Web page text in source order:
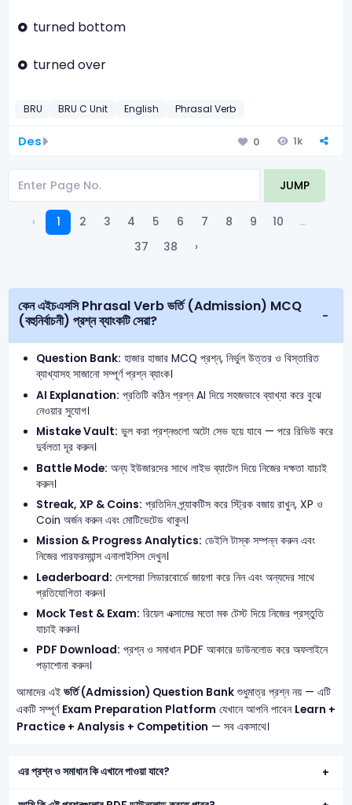
turned bottom
turned over
BRU BRU C Unit English Phrasal Verb
Des 0 1k
JUMP
‹ 1 2 3 4 5 6 7 8 9 10
...
37
38 ›
কেন এইচএসসি Phrasal Verb ভর্তি (Admission) MCQ
(বহুনির্বাচনী) প্রশ্ন ব্যাংকটি সেরা?
Question Bank: হাজার হাজার MCQ প্রশ্ন, নির্ভুল উত্তর ও বিস্তারিত
ব্যাখ্যাসহ সাজানো সম্পূর্ণ প্রশ্ন ব্যাংক।
AI Explanation: প্রতিটি কঠিন প্রশ্ন AI দিয়ে সহজভাবে ব্যাখ্যা করে বুঝে
নেওয়ার সুযোগ।
Mistake Vault: ভুল করা প্রশ্নগুলো অটো সেভ হয়ে যাবে — পরে রিভিউ করে
দুর্বলতা দূর করুন।
Battle Mode: অন্য ইউজারদের সাথে লাইভ ব্যাটেল দিয়ে নিজের দক্ষতা যাচাই
করুন।
Streak, XP & Coins: প্রতিদিন প্র্যাকটিস করে স্ট্রিক বজায় রাখুন, XP ও
Coin অর্জন করুন এবং মোটিভেটেড থাকুন।
Mission & Progress Analytics: ডেইলি টাস্ক সম্পন্ন করুন এবং
নিজের পারফরম্যান্স এনালাইসিস দেখুন।
Leaderboard: দেশসেরা লিডারবোর্ডে জায়গা করে নিন এবং অন্যদের সাথে
প্রতিযোগিতা করুন।
Mock Test & Exam: রিয়েল এক্সামের মতো মক টেস্ট দিয়ে নিজের প্রস্তুতি
যাচাই করুন।
PDF Download: প্রশ্ন ও সমাধান PDF আকারে ডাউনলোড করে অফলাইনে
পড়াশোনা করুন।
আমাদের এই ভর্তি (Admission) Question Bankশুধুমাত্র প্রশ্ন নয় — এটি
একটি সম্পূর্ণ Exam Preparation Platform যেখানে আপনি পাবেন Learn +
Practice + Analysis + Competition — সব একসাথে।
এর প্রশ্ন ও সমাধান কি এখানে পাওয়া যাবে?